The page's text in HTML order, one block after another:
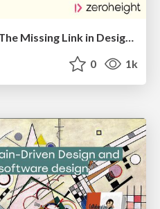
Information Architects: The Missing Link in Design Systems
0 1k